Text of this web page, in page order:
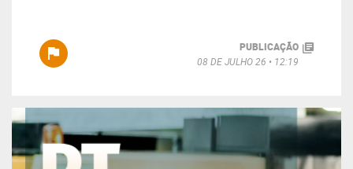
PUBLICAÇÃO
08 DE JULHO 26
12:19